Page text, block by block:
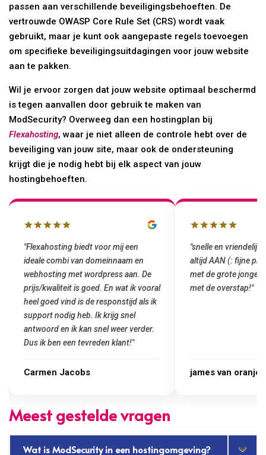
passen aan verschillende beveiligingsbehoeften. De
vertrouwde OWASP Core Rule Set (CRS) wordt vaak
gebruikt, maar je kunt ook aangepaste regels toevoegen
om specifieke beveiligingsuitdagingen voor jouw website
aan te pakken.
Wil je ervoor zorgen dat jouw website optimaal beschermd
is tegen aanvallen door gebruik te maken van
ModSecurity? Overweeg dan een hostingplan bij
Flexahosting, waar je niet alleen de controle hebt over de
beveiliging van jouw site, maar ook de ondersteuning
krijgt die je nodig hebt bij elk aspect van jouw
hostingbehoeften.
"Flexahosting biedt voor mij een
ideale combi van domeinnaam en
webhosting met wordpress aan. De
prijs/kwaliteit is goed. En wat ik vooral
heel goed vind is de responstijd als ik
support nodig heb. Ik krijg snel
antwoord en ik kan snel weer verder.
Dus ik ben een tevreden klant!"
Carmen Jacobs
"snelle en
altijd AAN (: fijne
met de grote
met de overstap!"
james van oranje
Meest gestelde vragen
Wat is ModSecurity in een hostingomgeving?